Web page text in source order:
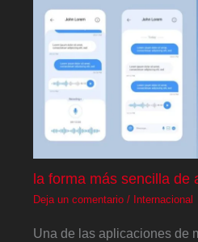
la forma más sencilla de
Deja un comentario / Internacional
Una de las aplicaciones de